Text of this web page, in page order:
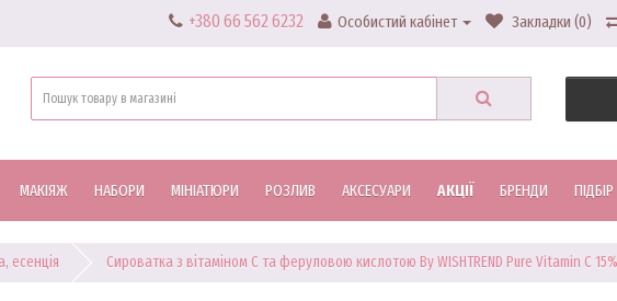
+380 66 562 6232 Особистий кабінет Закладки (0)
МАКІЯЖ НАБОРИ МІНІАТЮРИ РОЗЛИВ АКСЕСУАРИ АКЦІЇ БРЕНДИ
есенція Сироватка з вітаміном С та феруловою кислотою By WISHTREND Pure Vitamin C